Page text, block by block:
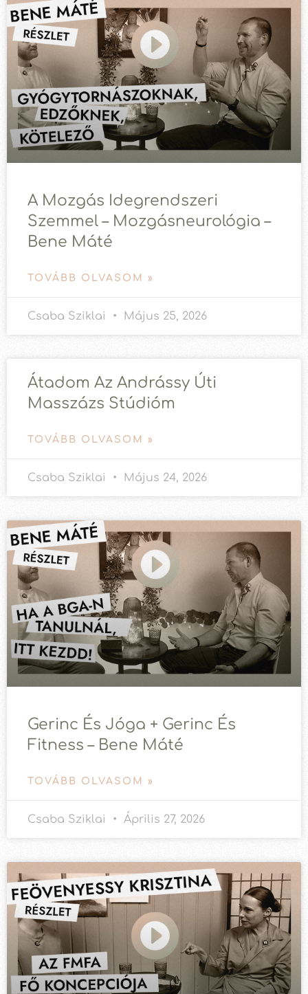
A Mozgás Idegrendszeri
Szemmel – Mozgásneurológia –
Bene Máté
TOVÁBB OLVASOM »
Csaba Sziklai Május 25, 2026
Átadom Az Andrássy Úti
Masszázs Stúdióm
TOVÁBB OLVASOM »
Csaba Sziklai Május 24, 2026
Gerinc És Jóga + Gerinc És
Fitness – Bene Máté
TOVÁBB OLVASOM »
Csaba Sziklai Április 27, 2026